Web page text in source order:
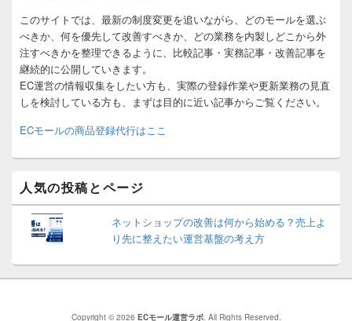
このサイトでは、最新の制度変更を追いながら、どのモールを選ぶ
べきか、何を優先して改善すべきか、どの業務を内製しどこから外
注すべきかを整理できるように、比較記事・実務記事・改善記事を
継続的に公開していきます。
EC運営の情報収集をしたい方も、実際の登録作業や更新業務の見直
しを検討している方も、まずは目的に近い記事からご覧ください。
ECモールの商品登録代行はここ
人気の投稿とページ
ネットショップの改善は何から始める？売上よ
り先に整えたい運営基盤の考え方
Copyright © 2026 ECモール運営ラボ. All Rights Reserved.